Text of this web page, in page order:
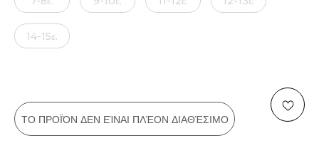
14-15ε.
ΤΟ ΠΡΟΪΌΝ ΔΕΝ ΕΊΝΑΙ ΠΛΈΟΝ ΔΙΑΘΈΣΙΜΟ